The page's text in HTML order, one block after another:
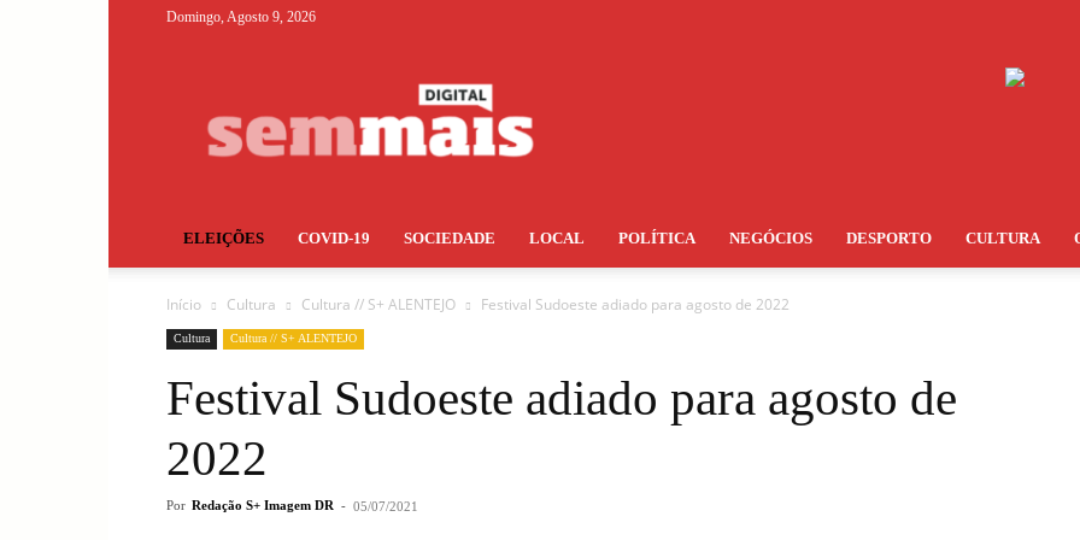
Domingo, Agosto 9, 2026
ELEIÇÕES COVID-19 SOCIEDADE LOCAL POLÍTICA NEGÓCIOS DESPORTO CULTURA
Início Cultura Cultura // S+ ALENTEJO Festival Sudoeste adiado para agosto de 2022
Cultura Cultura // S+ ALENTEJO
Festival Sudoeste adiado para agosto de
2022
Por Redação S+ Imagem DR - 05/07/2021